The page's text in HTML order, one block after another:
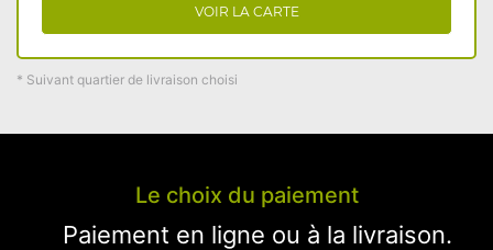
VOIR LA CARTE
* Suivant quartier de livraison choisi
Le choix du paiement
Paiement en ligne ou à la livraison.